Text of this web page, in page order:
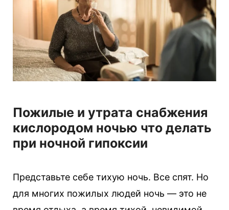
Пожилые и утрата снабжения
кислородом ночью что делать
при ночной гипоксии
Представьте себе тихую ночь. Все спят. Но
для многих пожилых людей ночь — это не